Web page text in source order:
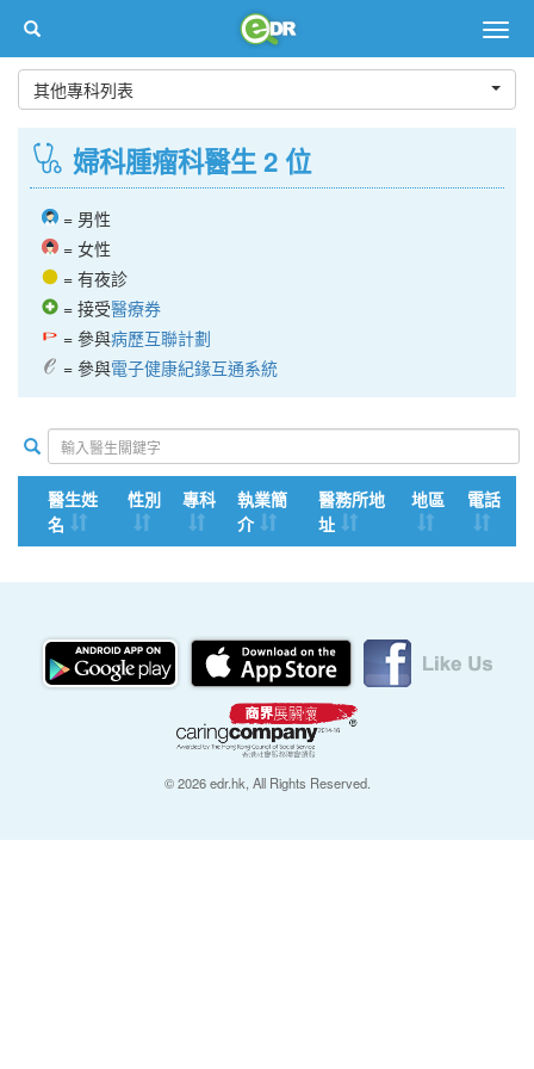
其他專科列表
婦科腫瘤科醫生 2 位
= 男性
= 女性
= 有夜診
= 接受醫療券
= 參與病歷互聯計劃
= 參與電子健康紀䤸互通系統
醫生姓
名
性別 專科
執業簡
介
醫務所地
址
地區 電話
© 2026 edr.hk, All Rights Reserved.